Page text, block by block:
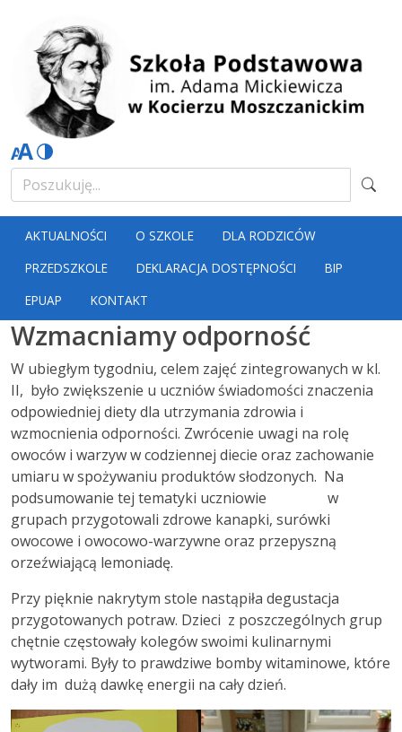
AKTUALNOŚCI O SZKOLE
DLA RODZICÓW
PRZEDSZKOLE
DEKLARACJA DOSTĘPNOŚCI
BIP
EPUAP
KONTAKT
Wzmacniamy odporność
W ubiegłym tygodniu, celem zajęć zintegrowanych w kl.
II, było zwiększenie u uczniów świadomości znaczenia
odpowiedniej diety dla utrzymania zdrowia i
wzmocnienia odporności. Zwrócenie uwagi na rolę
owoców i warzyw w codziennej diecie oraz zachowanie
umiaru w spożywaniu produktów słodzonych. Na
podsumowanie tej tematyki uczniowie w
grupach przygotowali zdrowe kanapki, surówki
owocowe i owocowo-warzywne oraz przepyszną
orzeźwiającą lemoniadę.
Przy pięknie nakrytym stole nastąpiła degustacja
przygotowanych potraw. Dzieci z poszczególnych grup
chętnie częstowały kolegów swoimi kulinarnymi
wytworami. Były to prawdziwe bomby witaminowe, które
dały im dużą dawkę energii na cały dzień.